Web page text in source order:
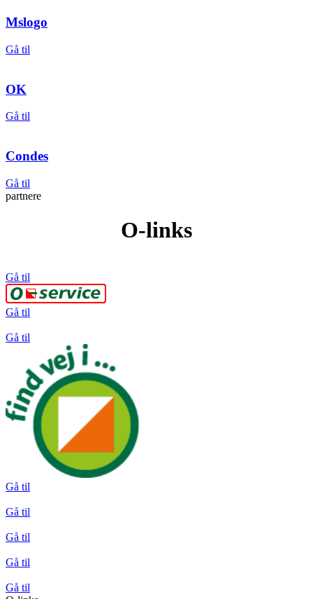
Mslogo
Gå til
OK
Gå til
Condes
Gå til
partnere
O-links
Gå til
Gå til
Gå til
Gå til
Gå til
Gå til
Gå til
Gå til